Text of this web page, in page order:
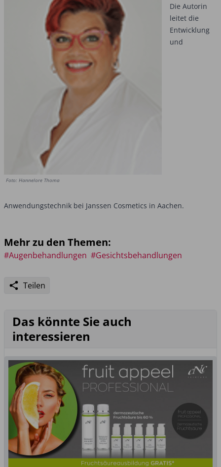
Foto: Hannelore Thoma
Die Autorin
leitet die
Entwicklung
und
Anwendungstechnik bei Janssen Cosmetics in Aachen.
Mehr zu den Themen:
#Augenbehandlungen #Gesichtsbehandlungen
Teilen
Das könnte Sie auch
interessieren